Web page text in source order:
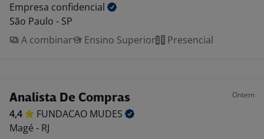
Empresa confidencial
São Paulo - SP
A combinar
Ensino Superior Presencial
Analista De Compras Ontem
4,4 FUNDACAO MUDES
Magé - RJ